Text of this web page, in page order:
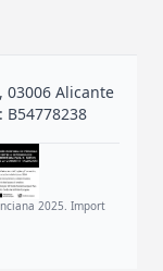
03006 Alicante
B54778238
2025. Import